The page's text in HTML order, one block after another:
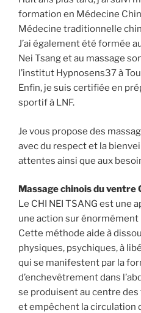
formation en Médecine
Médecine traditionnelle
J’ai également été formée
Nei Tsang et au massage
l’institut Hypnosens37 à
Enfin, je suis certifiée en
sportif à LNF.
Je vous propose des
avec du respect et la
attentes ainsi que aux
Massage chinois du ventre
Le CHI NEI TSANG est une
une action sur
Cette méthode aide à
physiques, psychiques, à
qui se manifestent par la
d’enchevêtrement dans
se produisent au centre
et empêchent la circulation